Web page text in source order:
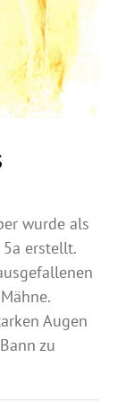
wurde als
erstellt.
Augen
zu